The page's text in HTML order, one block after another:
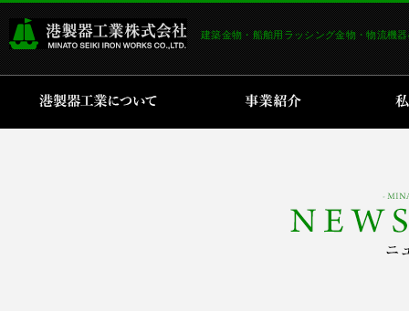
建築金物・船舶用ラッシング金物・物流機